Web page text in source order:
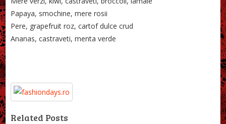
Papaya, smochine, mere rosii
Pere, grapefruit roz, cartof dulce crud
Ananas, castraveti, menta verde
Related Posts